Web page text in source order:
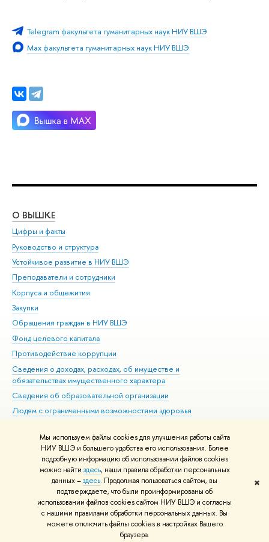
Мы используем файлы cookies для улучшения работы сайта
НИУ ВШЭ и большего удобства его использования. Более
подробную информацию об использовании файлов cookies
можно найти здесь, наши правила обработки персональных
данных –здесь. Продолжая пользоваться сайтом, вы
подтверждаете, что были проинформированы об
использовании файлов cookies сайтом НИУ ВШЭ и согласны
с нашими правилами обработки персональных данных. Вы
можете отключить файлы cookies в настройках Вашего
браузера.
✖
Telegram факультета гуманитарных наук НИУ ВШЭ
Max факультета гуманитарных наук НИУ ВШЭ
О ВЫШКЕ
Цифры и факты
Руководство и структура
Устойчивое развитие в НИУ ВШЭ
Преподаватели и сотрудники
Корпуса и общежития
Закупки
Обращения граждан в НИУ ВШЭ
Фонд целевого капитала
Противодействие коррупции
Сведения о доходах, расходах, об имуществе и
обязательствах имущественного характера
Сведения об образовательной организации
Людям с ограниченными возможностями здоровья
Работа в Вышке
© НИУ ВШЭ 1993–2026 Адреса и контакты Условия использования
материалов Политика конфиденциальности Карта сайта
Шрифты HSE Sans и HSE Slab разработаны вШколе дизайна НИУ ВШЭ